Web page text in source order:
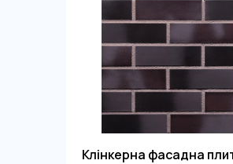
Клінкерна фасадна